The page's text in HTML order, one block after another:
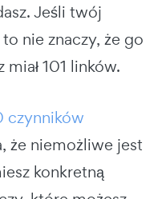
Jeśli twój
nie znaczy, że go
101 linków.
czynników
że niemożliwe jest
konkretną